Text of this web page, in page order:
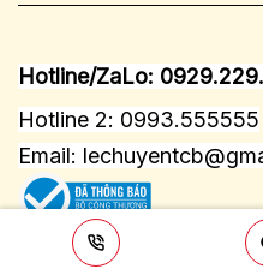
Hotline/ZaLo:
Hotline 2: 0993.555555
Email: